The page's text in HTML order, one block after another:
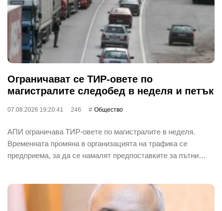
Ограничават се ТИР-овете по
магистралите следобед в неделя и петък
07.08.2026 19:20:41 246 Общество
АПИ ограничава ТИР-овете по магистралите в неделя.
Временната промяна в организацията на трафика се
предприема, за да се намалят предпоставките за пътни…